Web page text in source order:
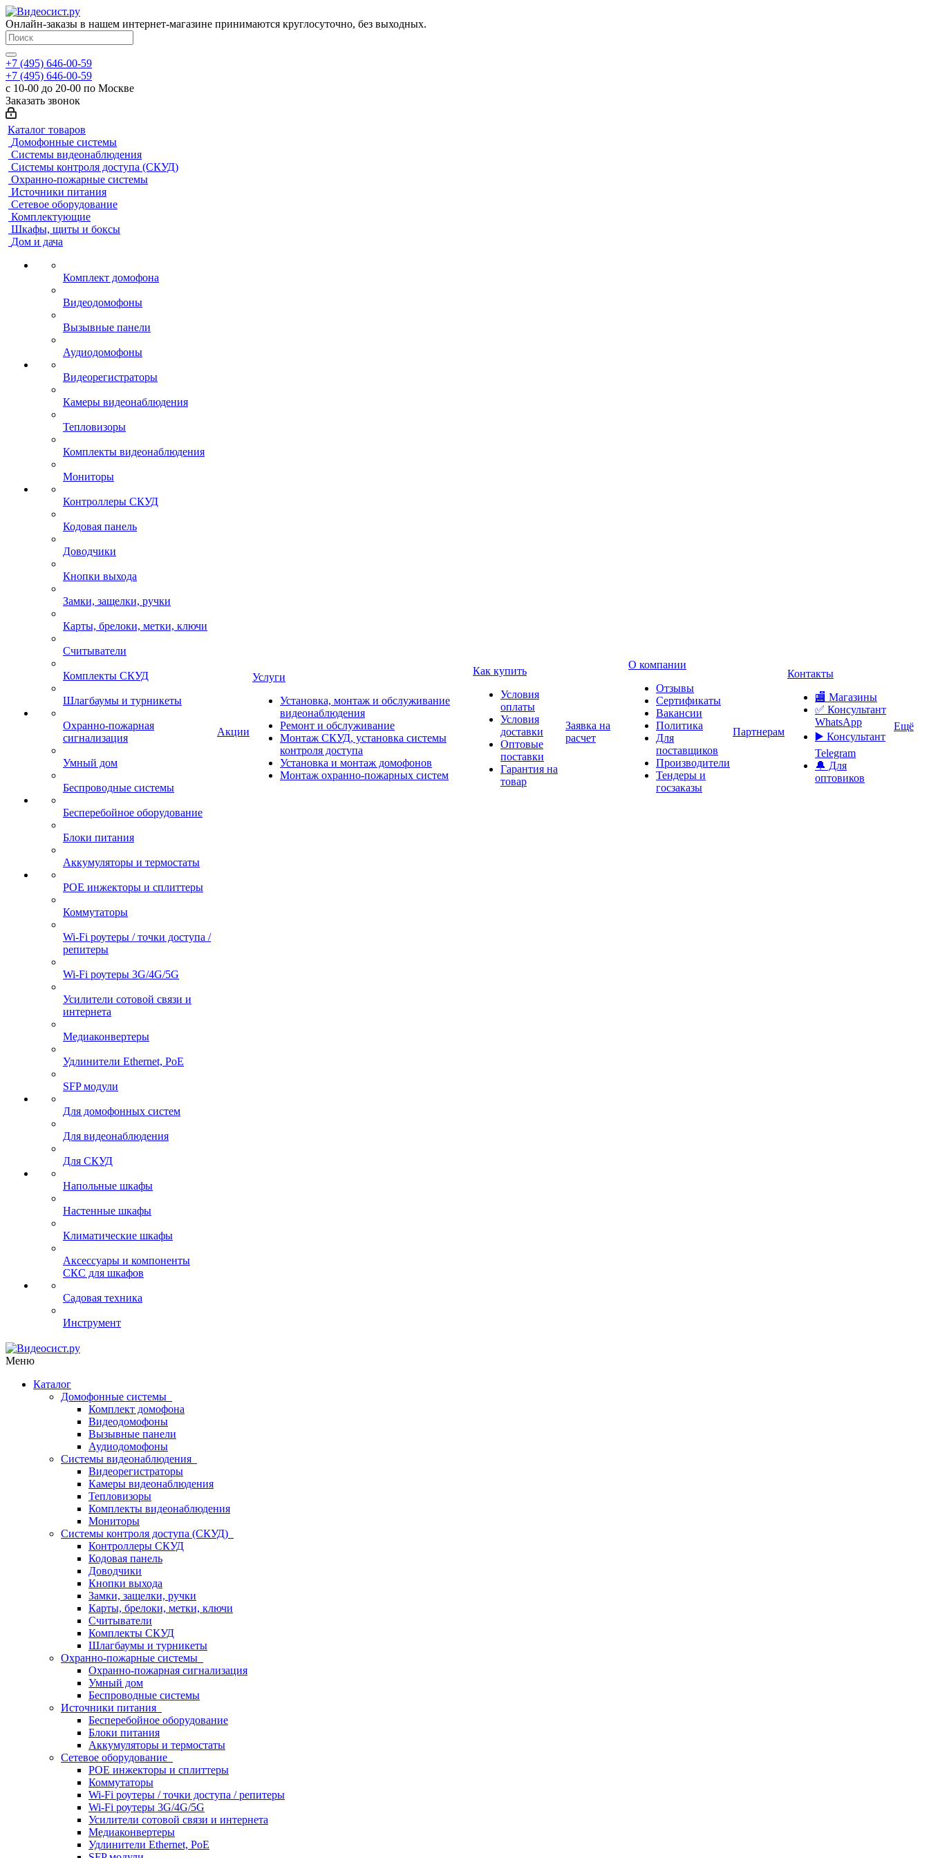
Онлайн-заказы в нашем интернет-магазине принимаются круглосуточно, без выходных.
+7 (495) 646-00-59
+7 (495) 646-00-59
с 10-00 до 20-00 по Москве
Заказать звонок
Каталог товаров
Домофонные системы
Системы видеонаблюдения
Системы контроля доступа (СКУД)
Охранно-пожарные системы
Источники питания
Сетевое оборудование
Комплектующие
Шкафы, щиты и боксы
Дом и дача
Комплект домофона
Видеодомофоны
Вызывные панели
Аудиодомофоны
Видеорегистраторы
Камеры видеонаблюдения
Тепловизоры
Комплекты видеонаблюдения
Мониторы
Контроллеры СКУД
Кодовая панель
Доводчики
Кнопки выхода
Замки, защелки, ручки
Карты, брелоки, метки, ключи
Считыватели
Комплекты СКУД
Шлагбаумы и турникеты
Охранно-пожарная
сигнализация
Умный дом
Беспроводные системы
Бесперебойное оборудование
Блоки питания
Аккумуляторы и термостаты
POE инжекторы и сплиттеры
Коммутаторы
Wi-Fi роутеры / точки доступа /
репитеры
Wi-Fi роутеры 3G/4G/5G
Усилители сотовой связи и
интернета
Медиаконвертеры
Удлинители Ethernet, PoE
SFP модули
Для домофонных систем
Для видеонаблюдения
Для СКУД
Напольные шкафы
Настенные шкафы
Климатические шкафы
Аксессуары и компоненты
СКС для шкафов
Садовая техника
Инструмент
Акции
Услуги
Установка, монтаж и обслуживание
видеонаблюдения
Ремонт и обслуживание
Монтаж СКУД, установка системы
контроля доступа
Установка и монтаж домофонов
Монтаж охранно-пожарных систем
Как купить
Условия
оплаты
Условия
доставки
Оптовые
поставки
Гарантия на
товар
Заявка на
расчет
О компании
Отзывы
Сертификаты
Вакансии
Политика
Для
поставщиков
Производители
Тендеры и
госзаказы
Партнерам
Контакты
🏬 Магазины
✅️ Консультант
WhatsApp
▶️ Консультант
Telegram
🔔 Для
оптовиков
Ещё
Меню
Каталог
Домофонные системы
Комплект домофона
Видеодомофоны
Вызывные панели
Аудиодомофоны
Системы видеонаблюдения
Видеорегистраторы
Камеры видеонаблюдения
Тепловизоры
Комплекты видеонаблюдения
Мониторы
Системы контроля доступа (СКУД)
Контроллеры СКУД
Кодовая панель
Доводчики
Кнопки выхода
Замки, защелки, ручки
Карты, брелоки, метки, ключи
Считыватели
Комплекты СКУД
Шлагбаумы и турникеты
Охранно-пожарные системы
Охранно-пожарная сигнализация
Умный дом
Беспроводные системы
Источники питания
Бесперебойное оборудование
Блоки питания
Аккумуляторы и термостаты
Сетевое оборудование
POE инжекторы и сплиттеры
Коммутаторы
Wi-Fi роутеры / точки доступа / репитеры
Wi-Fi роутеры 3G/4G/5G
Усилители сотовой связи и интернета
Медиаконвертеры
Удлинители Ethernet, PoE